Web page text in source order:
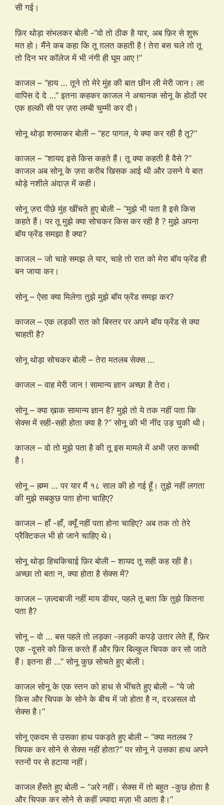
सी गई।
फ़िर थोड़ा संभलकर बोली -“वो तो ठीक है यार, अब फ़िर से शुरू
मत हो। मैंने कब कहा कि तू ग़लत कहती है ! तेरा बस चले तो तू
तो दिन भर कॉलेज में भी नंगी ही घूम आए !”
काजल – “हाय … तूने तो मेरे मुंह की बात छीन ली मेरी जान। ला
वापिस दे दे …” इतना कहकर काजल ने अचानक सोनू के होठों पर
एक हल्की सी पर ज़रा लम्बी चुम्मी कर दी।
सोनू थोड़ा शरमाकर बोली – “हट पागल, ये क्या कर रही है तू?”
काजल – “शायद इसे किस कहते हैं। तू क्या कहती है वैसे ?”
काजल अब सोनू के ज़रा करीब खिसक आई थी और उसने ये बात
थोड़े नशीले अंदाज़ में कही।
सोनू ज़रा पीछे मुंह खींचते हुए बोली – “मुझे भी पता है इसे किस
कहते हैं। पर तू मुझे क्या सोचकर किस कर रही है ? मुझे अपना
बॉय फ्रेंड समझा है क्या?
काजल – जो चाहे समझ ले यार, चाहे तो रात को मेरा बॉय फ्रेंड ही
बन जाया कर।
सोनू – ऐसा क्या मिलेगा तुझे मुझे बॉय फ्रेंड समझ कर?
काजल – एक लड़की रात को बिस्तर पर अपने बॉय फ्रेंड से क्या
चाहती है?
सोनू थोड़ा सोचकर बोली – तेरा मतलब सेक्स …
काजल – वाह मेरी जान ! सामान्य ज्ञान अच्छा है तेरा।
सोनू – क्या ख़ाक सामान्य ज्ञान है? मुझे तो ये तक नहीं पता कि
सेक्स में सही-सही होता क्या है ?” सोनू की भी नींद उड़ चुकी थी।
काजल – वो तो मुझे पता है की तू इस मामले में अभी ज़रा कच्ची
है।
सोनू – ह्म्म्म … पर यार मैं १८ साल की हो गई हूँ। तुझे नहीं लगता
की मुझे सबकुछ पता होना चाहिए?
काजल – हाँ -हाँ, क्यूँ नहीं पता होना चाहिए? अब तक तो तेरे
प्रैक्टिकल भी हो जाने चाहिए थे।
सोनू थोड़ा हिचकिचाई फ़िर बोली – शायद तू सही कह रही है।
अच्छा तो बता न, क्या होता है सेक्स में?
काजल – ज़ल्दबाजी नहीं माय डीयर, पहले तू बता कि तुझे कितना
पता है?
सोनू – वो … बस पहले तो लड़का -लड़की कपड़े उतार लेते हैं, फ़िर
एक -दूसरे को किस करते हैं और फ़िर बिल्कुल चिपक कर सो जाते
हैं। इतना ही …” सोनू कुछ सोचते हुए बोली।
काजल सोनू के एक स्तन को हाथ से भींचते हुए बोली – “ये जो
किस और चिपक के सोने के बीच में जो होता है न, दरअसल वो
सेक्स है।”
सोनू एकदम से उसका हाथ पकड़ते हुए बोली – “क्या मतलब ?
चिपक कर सोने से सेक्स नहीं होता?” पर सोनू ने उसका हाथ अपने
स्तनों पर से हटाया नहीं।
काजल हँसते हुए बोली – “अरे नहीं। सेक्स में तो बहुत -कुछ होता है
और चिपक कर सोने से कहीं ज़्यादा मज़ा भी आता है।”